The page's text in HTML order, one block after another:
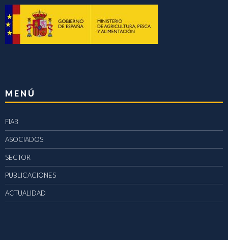
MENÚ
FIAB
ASOCIADOS
SECTOR
PUBLICACIONES
ACTUALIDAD